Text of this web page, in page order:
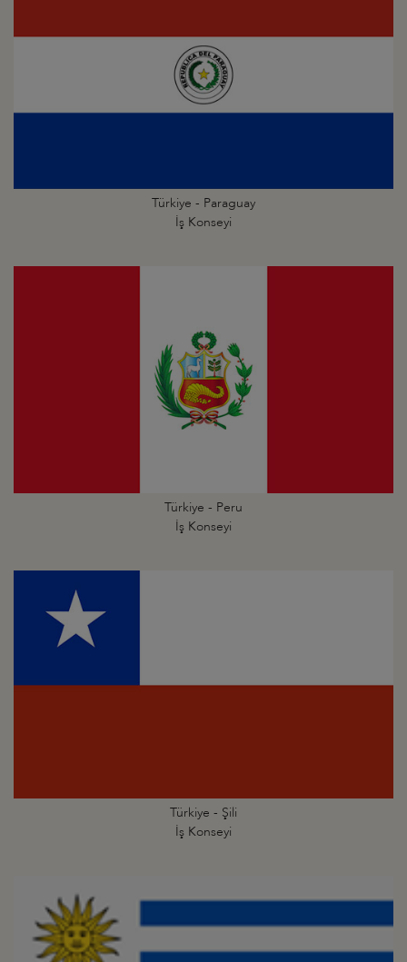
Türkiye - Paraguay
İş Konseyi
Türkiye - Peru
İş Konseyi
Türkiye - Şili
İş Konseyi